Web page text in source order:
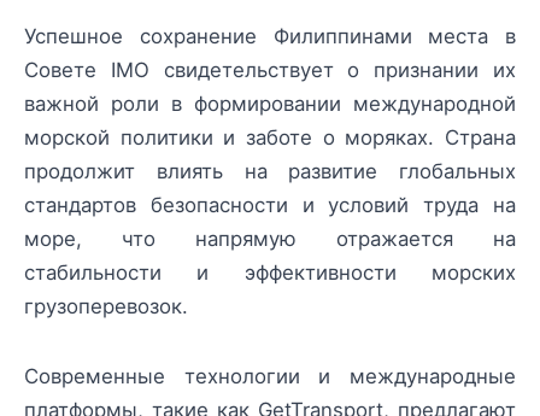
Успешное сохранение Филиппинами места в
Совете IMO свидетельствует о признании их
важной роли в формировании международной
морской политики и заботе о моряках. Страна
продолжит влиять на развитие глобальных
стандартов безопасности и условий труда на
море, что напрямую отражается на
стабильности и эффективности морских
грузоперевозок.
Современные технологии и международные
платформы, такие как GetTransport, предлагают